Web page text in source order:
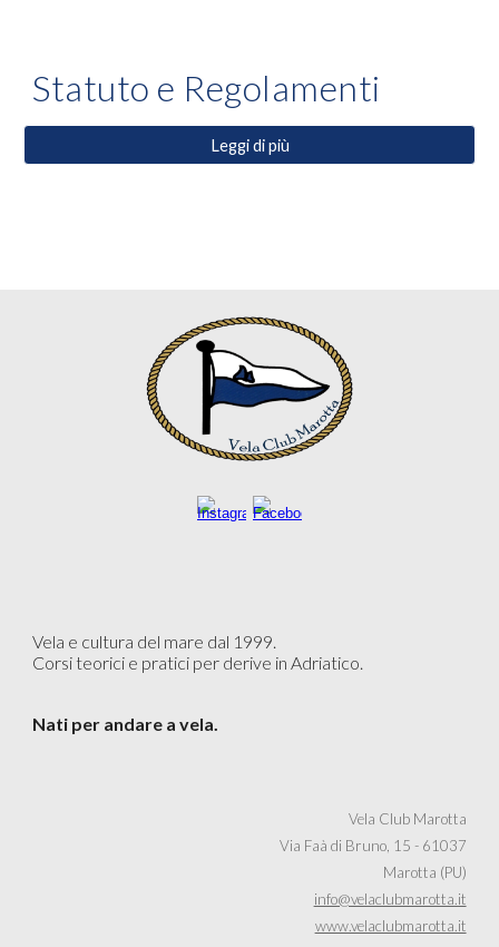
Statuto e Regolamenti
Leggi di più
Vela e cultura del mare dal 1999.
Corsi teorici e pratici per derive in Adriatico.
Nati per andare a vela.
Vela Club Marotta
Via Faà di Bruno, 15 - 61037
Marotta (PU)
info@velaclubmarotta.it
www.velaclubmarotta.it